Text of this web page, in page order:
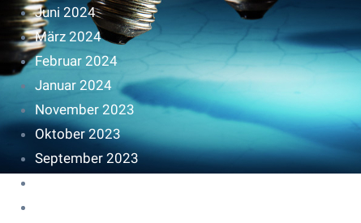
Juni 2024
März 2024
Februar 2024
Januar 2024
November 2023
Oktober 2023
September 2023